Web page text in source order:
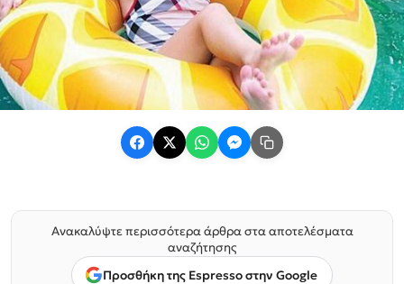
Ανακαλύψτε περισσότερα άρθρα στα αποτελέσματα
αναζήτησης
Προσθήκη της Espresso στην Google